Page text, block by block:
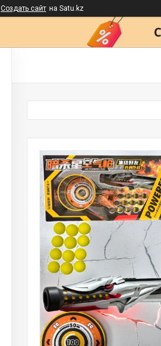
Создать сайт на Satu.kz